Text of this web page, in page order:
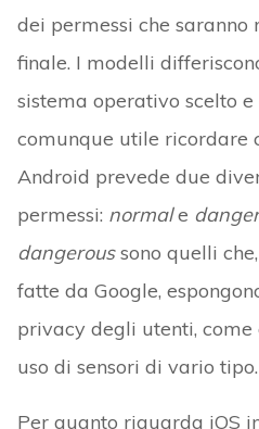
dei permessi che saranno
finale. I modelli
sistema operativo scelto
comunque utile ricordare
Android prevede due
permessi: normale
dangeroussono quelli
fatte da Google,
privacy degli utenti, come
uso di sensori di vario tipo.
Per quanto riguarda iOS